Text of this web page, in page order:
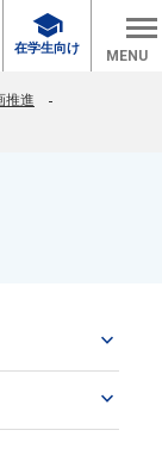
school
在学生向け MENU
推進
keyboard_arrow_down
keyboard_arrow_down